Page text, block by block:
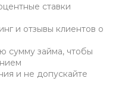
ставки
и отзывы клиентов о
сумму займа, чтобы
и не допускайте